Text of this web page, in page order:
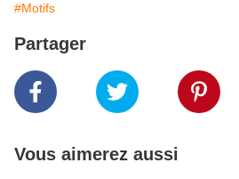
#Motifs
Partager
Vous aimerez aussi